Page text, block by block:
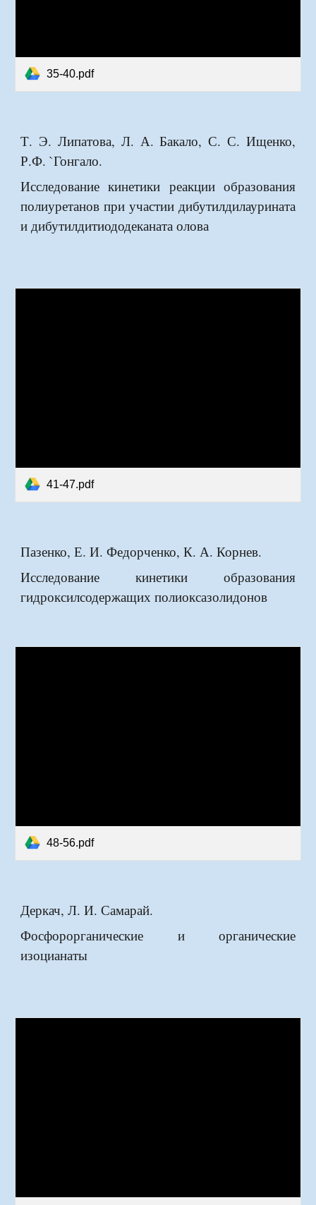
35-40.pdf
Т. Э. Липатова, Л. А. Бакало, С. С. Ищенко,
Р.Ф. `Гонгало.
Исследование кинетики реакции образования
полиуретанов при участии дибутилдилаурината
и дибутилдитиододеканата олова
41-47.pdf
Пазенко, Е. И. Федорченко, К. А. Корнев.
Исследование кинетики образования
гидроксилсодержащих полиоксазолидонов
48-56.pdf
Деркач, Л. И. Самарай.
Фосфорорганические и органические
изоцианаты